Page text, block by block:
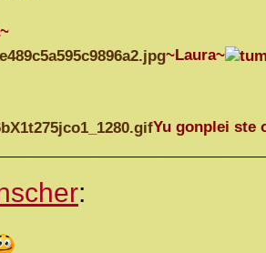
~Laura~
Yu gonplei ste
: